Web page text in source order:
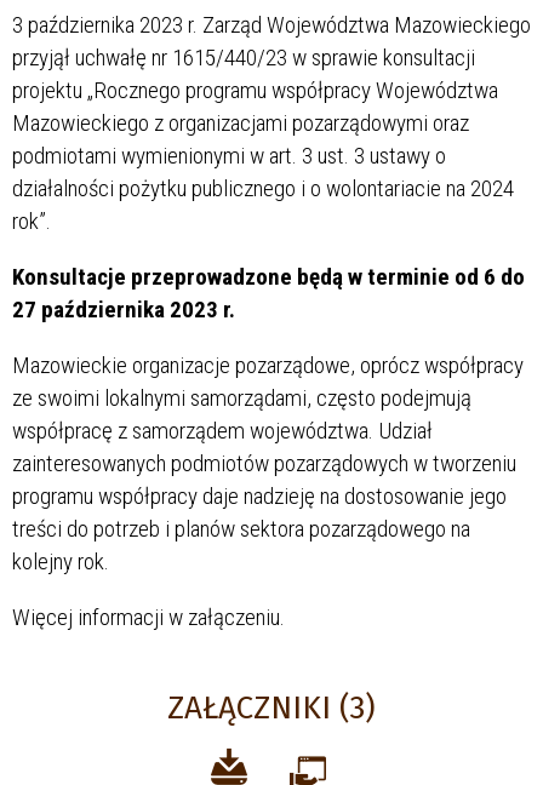
3 października 2023 r. Zarząd Województwa Mazowieckiego
przyjął uchwałę nr 1615/440/23 w sprawie konsultacji
projektu „Rocznego programu współpracy Województwa
Mazowieckiego z organizacjami pozarządowymi oraz
podmiotami wymienionymi w art. 3 ust. 3 ustawy o
działalności pożytku publicznego i o wolontariacie na 2024
rok”.
Konsultacje przeprowadzone będą w terminie od 6 do
27 października 2023 r.
Mazowieckie organizacje pozarządowe, oprócz współpracy
ze swoimi lokalnymi samorządami, często podejmują
współpracę z samorządem województwa. Udział
zainteresowanych podmiotów pozarządowych w tworzeniu
programu współpracy daje nadzieję na dostosowanie jego
treści do potrzeb i planów sektora pozarządowego na
kolejny rok.
Więcej informacji w załączeniu.
ZAŁĄCZNIKI (3)